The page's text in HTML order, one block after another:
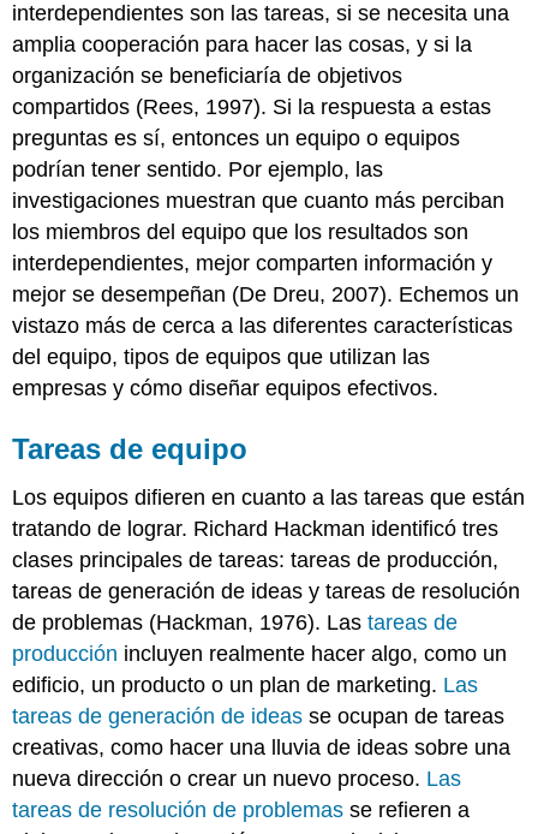
interdependientes son las tareas, si se necesita una
amplia cooperación para hacer las cosas, y si la
organización se beneficiaría de objetivos
compartidos (Rees, 1997). Si la respuesta a estas
preguntas es sí, entonces un equipo o equipos
podrían tener sentido. Por ejemplo, las
investigaciones muestran que cuanto más perciban
los miembros del equipo que los resultados son
interdependientes, mejor comparten información y
mejor se desempeñan (De Dreu, 2007). Echemos un
vistazo más de cerca a las diferentes características
del equipo, tipos de equipos que utilizan las
empresas y cómo diseñar equipos efectivos.
Tareas de equipo
Los equipos difieren en cuanto a las tareas que están
tratando de lograr. Richard Hackman identificó tres
clases principales de tareas: tareas de producción,
tareas de generación de ideas y tareas de resolución
de problemas (Hackman, 1976). Lastareas de
producción incluyen realmente hacer algo, como un
edificio, un producto o un plan de marketing. Las
tareas de generación de ideas se ocupan de tareas
creativas, como hacer una lluvia de ideas sobre una
nueva dirección o crear un nuevo proceso. Las
tareas de resolución de problemas se refieren a